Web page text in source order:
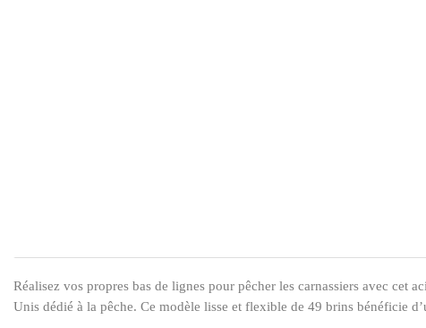
Réalisez vos propres bas de lignes pour pêcher les carnassiers avec cet
Unis dédié à la pêche. Ce modèle lisse et flexible de 49 brins bénéficie